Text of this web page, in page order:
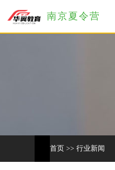
南京夏令营
首页 >> 行业新闻